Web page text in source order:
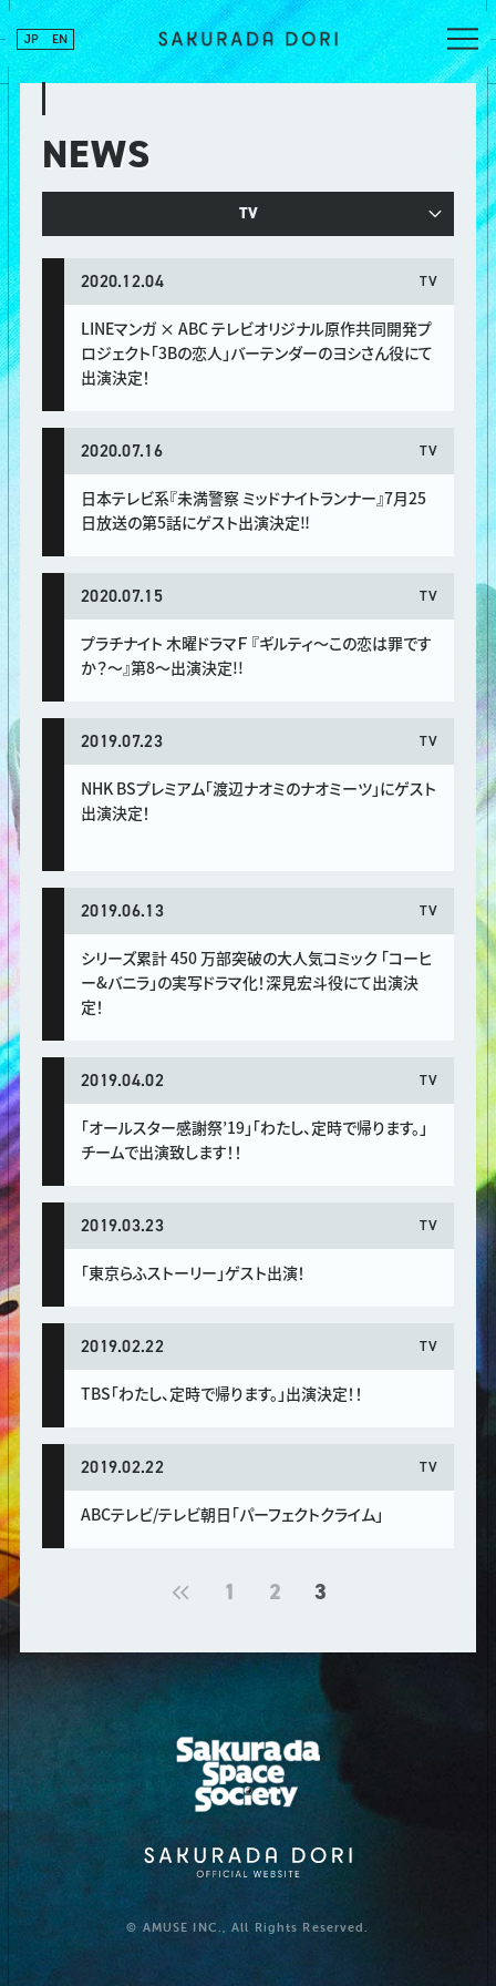
JP EN
NEWS
TV
2020.12.04 TV
LINEマンガ × ABC テレビオリジナル原作共同開発プ
ロジェクト「3Bの恋人」バーテンダーのヨシさん役にて
出演決定！
2020.07.16 TV
日本テレビ系『未満警察 ミッドナイトランナー』7月25
日放送の第5話にゲスト出演決定‼︎
2020.07.15 TV
プラチナイト 木曜ドラマＦ 『ギルティ～この恋は罪です
か？～』第8～出演決定!!
2019.07.23 TV
NHK BSプレミアム「渡辺ナオミのナオミーツ」にゲスト
出演決定！
2019.06.13 TV
シリーズ累計 450 万部突破の大人気コミック 「コーヒ
ー&バニラ」の実写ドラマ化！深見宏斗役にて出演決
定！
2019.04.02 TV
「オールスター感謝祭’19」「わたし、定時で帰ります。」
チームで出演致します！！
2019.03.23 TV
「東京らふストーリー」ゲスト出演！
2019.02.22 TV
TBS「わたし、定時で帰ります。」出演決定！！
2019.02.22 TV
ABCテレビ/テレビ朝日「パーフェクトクライム」
1 2 3
© AMUSE INC., All Rights Reserved.